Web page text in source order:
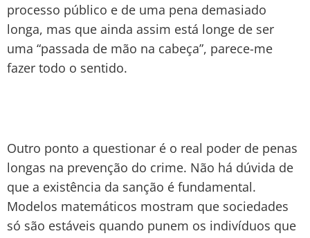
processo público e de uma pena demasiado
longa, mas que ainda assim está longe de ser
uma “passada de mão na cabeça”, parece-me
fazer todo o sentido.
Outro ponto a questionar é o real poder de penas
longas na prevenção do crime. Não há dúvida de
que a existência da sanção é fundamental.
Modelos matemáticos mostram que sociedades
só são estáveis quando punem os indivíduos que